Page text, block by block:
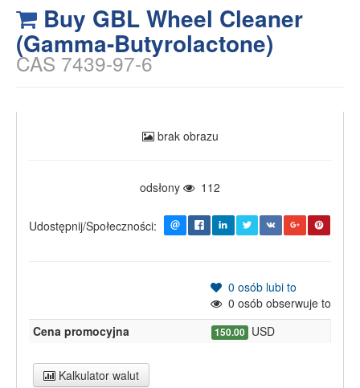
Buy GBL Wheel Cleaner
(Gamma-Butyrolactone)
CAS 7439-97-6
brak obrazu
odsłony 112
Udostępnij/Społeczności:
0 osób lubi to
0 osób obserwuje to
Cena promocyjna
150.00 USD
Kalkulator walut